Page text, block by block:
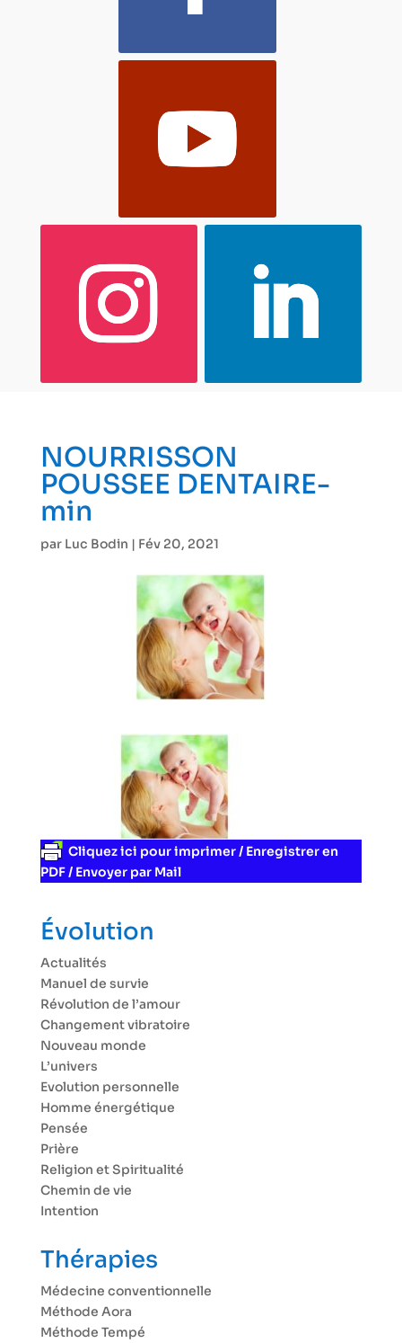
NOURRISSON
POUSSEE DENTAIRE-
min
par Luc Bodin | Fév 20, 2021
Cliquez ici pour imprimer / Enregistrer en
PDF / Envoyer par Mail
Évolution
Actualités
Manuel de survie
Révolution de l’amour
Changement vibratoire
Nouveau monde
L’univers
Evolution personnelle
Homme énergétique
Pensée
Prière
Religion et Spiritualité
Chemin de vie
Intention
Thérapies
Médecine conventionnelle
Méthode Aora
Méthode Tempé